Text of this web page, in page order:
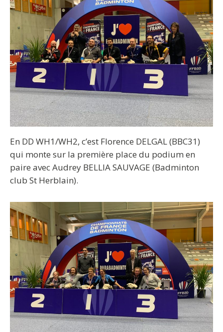
En DD WH1/WH2, c’est Florence DELGAL (BBC31)
qui monte sur la première place du podium en
paire avec Audrey BELLIA SAUVAGE (Badminton
club St Herblain).